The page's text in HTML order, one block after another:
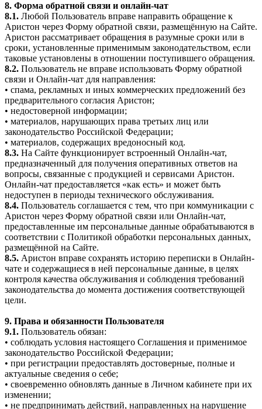
8. Форма обратной связи и онлайн-чат
8.1. Любой Пользователь вправе направить обращение к
Аристон через Форму обратной связи, размещённую на Сайте.
Аристон рассматривает обращения в разумные сроки или в
сроки, установленные применимым законодательством, если
таковые установлены в отношении поступившего обращения.
8.2. Пользователь не вправе использовать Форму обратной
связи и Онлайн-чат для направления:
• спама, рекламных и иных коммерческих предложений без
предварительного согласия Аристон;
• недостоверной информации;
• материалов, нарушающих права третьих лиц или
законодательство Российской Федерации;
• материалов, содержащих вредоносный код.
8.3. На Сайте функционирует встроенный Онлайн-чат,
предназначенный для получения оперативных ответов на
вопросы, связанные с продукцией и сервисами Аристон.
Онлайн-чат предоставляется «как есть» и может быть
недоступен в периоды технического обслуживания.
8.4. Пользователь соглашается с тем, что при коммуникации с
Аристон через Форму обратной связи или Онлайн-чат,
предоставленные им персональные данные обрабатываются в
соответствии с Политикой обработки персональных данных,
размещённой на Сайте.
8.5. Аристон вправе сохранять историю переписки в Онлайн-
чате и содержащиеся в ней персональные данные, в целях
контроля качества обслуживания и соблюдения требований
законодательства до момента достижения соответствующей
цели.
9. Права и обязанности Пользователя
9.1. Пользователь обязан:
• соблюдать условия настоящего Соглашения и применимое
законодательство Российской Федерации;
• при регистрации предоставлять достоверные, полные и
актуальные сведения о себе;
• своевременно обновлять данные в Личном кабинете при их
изменении;
• не предпринимать действий, направленных на нарушение